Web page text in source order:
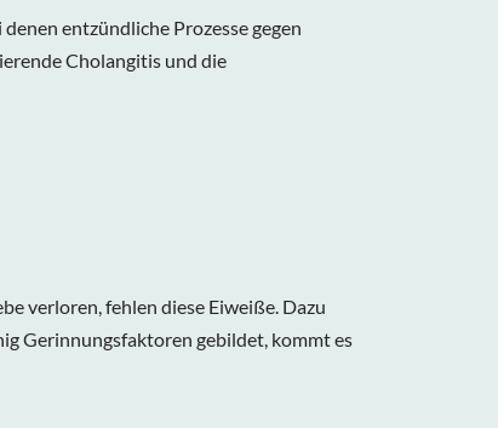
entzündliche Prozesse gegen
Cholangitis und die
verloren, fehlen diese Eiweiße. Dazu
Gerinnungsfaktoren gebildet, kommt es